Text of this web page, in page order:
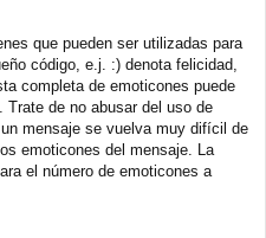
que pueden ser utilizadas para
código, e.j. :) denota felicidad,
completa de emoticones puede
de no abusar del uso de
mensaje se vuelva muy difícil de
emoticones del mensaje. La
el número de emoticones a